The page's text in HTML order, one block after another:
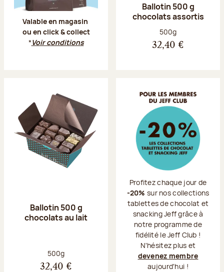
Valable en magasin
ou en click & collect
*Voir conditions
Ballotin 500 g
chocolats assortis
Poids net :
500g
32,40 €
Ballotin 500 g
chocolats au lait
Poids net :
500g
32,40 €
Profitez chaque jour de
-20% sur nos collections
tablettes de chocolat et
snacking Jeff grâce à
notre programme de
fidélité le Jeff Club !
N'hésitez plus et
devenez membre
aujourd'hui !